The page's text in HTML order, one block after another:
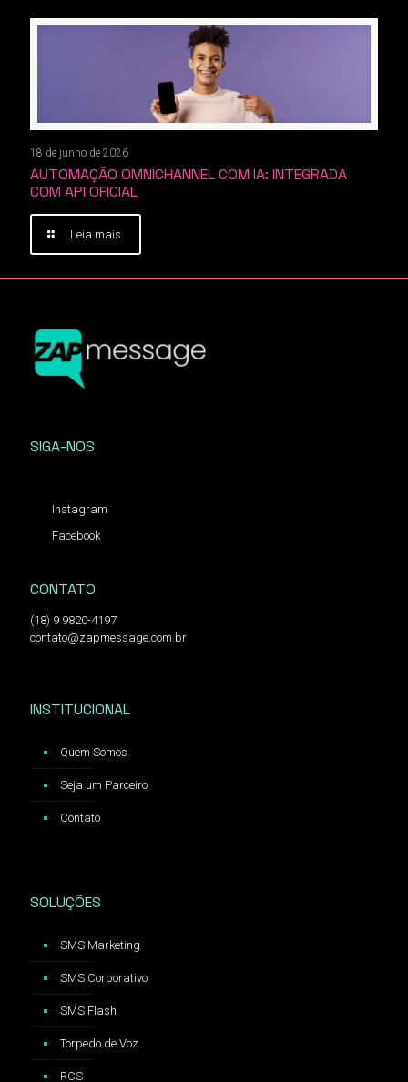
18 de junho de 2026
AUTOMAÇÃO OMNICHANNEL COM IA: INTEGRADA
COM API OFICIAL
Leia mais
SIGA-NOS
Instagram
Facebook
CONTATO
(18) 9 9820-4197
contato@zapmessage.com.br
INSTITUCIONAL
Quem Somos
Seja um Parceiro
Contato
SOLUÇÕES
SMS Marketing
SMS Corporativo
SMS Flash
Torpedo de Voz
RCS